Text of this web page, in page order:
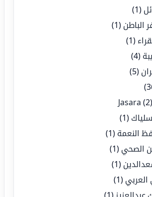
(1)
الباطن (1)
(1)
(4)
(5)
(2)
(1)
النعمة (1)
الصحي (1)
(1)
العربي (1)